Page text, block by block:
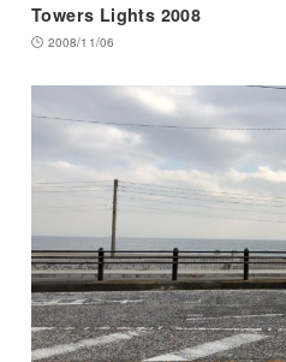
Towers Lights 2008
2008/11/06